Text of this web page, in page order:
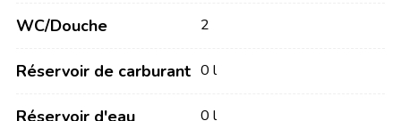
WC/Douche 2
Réservoir de carburant 0 l
Réservoir d'eau 0 l